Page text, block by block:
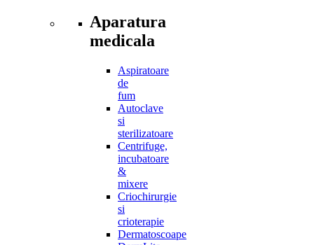
Aparatura
medicala
Aspiratoare
de
fum
Autoclave
si
sterilizatoare
Centrifuge,
incubatoare
&
mixere
Criochirurgie
si
crioterapie
Dermatoscoape